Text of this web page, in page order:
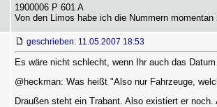
1900006 P 601 A
Von den Limos habe ich die Nummern momentan
geschrieben: 11.05.2007 18:53
Es wäre nicht schlecht, wenn Ihr auch das
@heckman: Was heißt "Also nur Fahrzeuge,
Draußen steht ein Trabant. Also existiert er